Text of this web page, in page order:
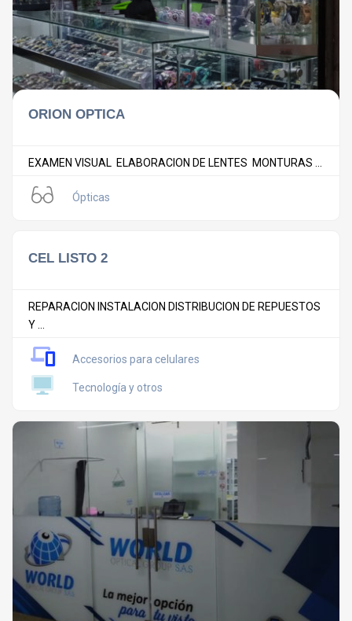
ORION OPTICA
EXAMEN VISUAL ELABORACION DE LENTES MONTURAS ...
Ópticas
CEL LISTO 2
REPARACION INSTALACION DISTRIBUCION DE REPUESTOS
Y ...
Accesorios para celulares
Tecnología y otros